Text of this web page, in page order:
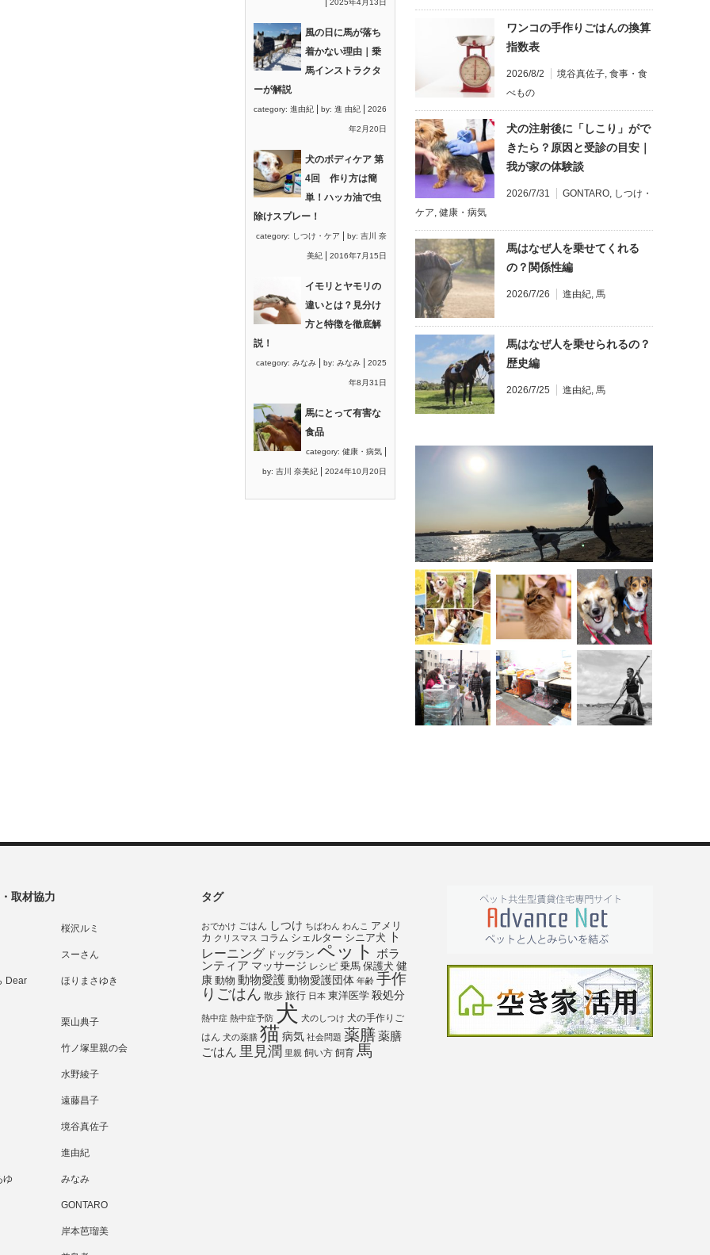
2025年4月13日
風の日に馬が落ち
着かない理由｜乗
馬インストラクタ
ーが解説
category: 進由紀 by: 進 由紀 2026
年2月20日
犬のボディケア 第
4回 作り方は簡
単！ハッカ油で虫
除けスプレー！
category: しつけ・ケア by: 吉川 奈
美紀 2016年7月15日
イモリとヤモリの
違いとは？見分け
方と特徴を徹底解
説！
category: みなみ by: みなみ 2025
年8月31日
馬にとって有害な
食品
category: 健康・病気
by: 吉川 奈美紀 2024年10月20日
ワンコの手作りごはんの換算
指数表
2026/8/2 境谷真佐子 食事・食
べもの
犬の注射後に「しこり」がで
きたら？原因と受診の目安｜
我が家の体験談
2026/7/31 GONTARO しつけ・
ケア 健康・病気
馬はなぜ人を乗せてくれる
の？関係性編
2026/7/26 進由紀 馬
馬はなぜ人を乗せられるの？
歴史編
2026/7/25 進由紀 馬
取材協力
桜沢ルミ
スーさん
Dear
ほりまさゆき
栗山典子
竹ノ塚里親の会
水野綾子
遠藤昌子
境谷真佐子
進由紀
ゆ みなみ
GONTARO
岸本芭瑠美
タグ
おでかけ ごはん しつけ ちばわん わんこ アメリ
カ クリスマス コラム シェルター シニア犬
ト
レーニング ドッグラン ペット
ボラ
ンティア マッサージ レシピ 乗馬 保護犬 健
康 動物 動物愛護動物愛護団体 年齢 手作
りごはん 散歩 旅行 日本 東洋医学 殺処分
熱中症 熱中症予防 犬 犬のしつけ 犬の手作りご
はん 犬の薬膳 猫 病気 社会問題 薬膳薬膳
ごはん 里見潤 里親 飼い方 飼育 馬